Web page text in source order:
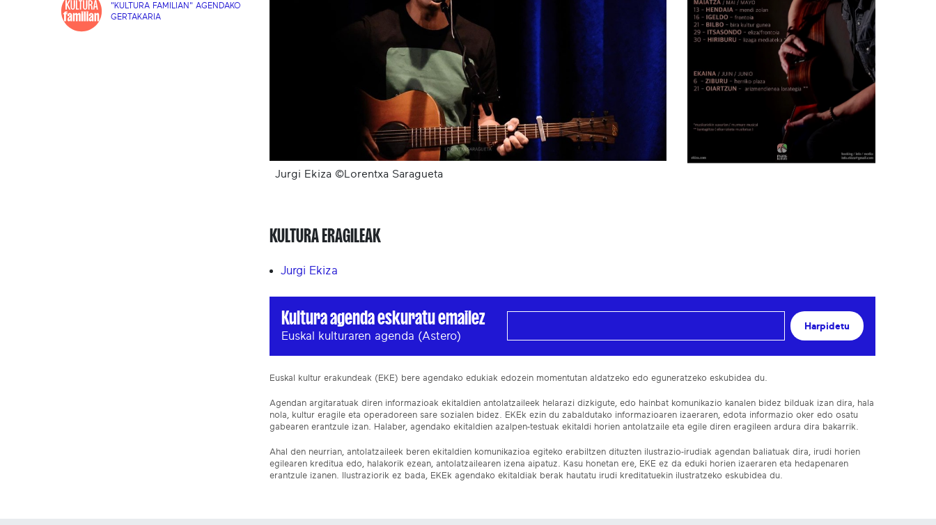
"KULTURA FAMILIAN" AGENDAKO
GERTAKARIA
Jurgi Ekiza ©Lorentxa Saragueta
KULTURA ERAGILEAK
Jurgi Ekiza
Kultura agenda eskuratu emailez
Euskal kulturaren agenda (Astero)
Harpidetu
Euskal kultur erakundeak (EKE) bere agendako edukiak edozein momentutan aldatzeko edo eguneratzeko eskubidea du.
Agendan argitaratuak diren informazioak ekitaldien antolatzaileek helarazi dizkigute, edo hainbat komunikazio kanalen bidez bilduak izan dira, hala
nola, kultur eragile eta operadoreen sare sozialen bidez. EKEk ezin du zabaldutako informazioaren izaeraren, edota informazio oker edo osatu
gabearen erantzule izan. Halaber, agendako ekitaldien azalpen-testuak ekitaldi horien antolatzaile eta egile diren eragileen ardura dira bakarrik.
Ahal den neurrian, antolatzaileek beren ekitaldien komunikazioa egiteko erabiltzen dituzten ilustrazio-irudiak agendan baliatuak dira, irudi horien
egilearen kreditua edo, halakorik ezean, antolatzailearen izena aipatuz. Kasu honetan ere, EKE ez da eduki horien izaeraren eta hedapenaren
erantzule izanen. Ilustraziorik ez bada, EKEk agendako ekitaldiak berak hautatu irudi kreditatuekin ilustratzeko eskubidea du.